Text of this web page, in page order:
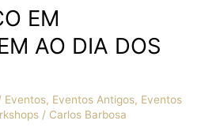
EM
AO DIA DOS
Eventos, Eventos Antigos, Eventos
/ Carlos Barbosa